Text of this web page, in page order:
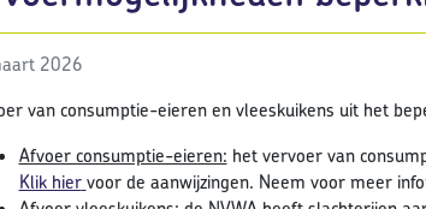
2026
van consumptie-eieren en vleeskuikens uit het
Afvoer consumptie-eieren: het vervoer van
Klik hier voor de aanwijzingen. Neem voor meer